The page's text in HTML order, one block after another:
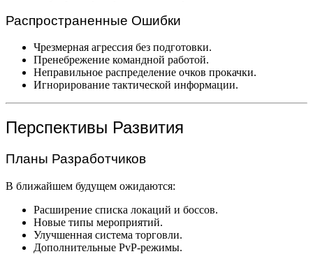
Распространенные Ошибки
Чрезмерная агрессия без подготовки.
Пренебрежение командной работой.
Неправильное распределение очков прокачки.
Игнорирование тактической информации.
Перспективы Развития
Планы Разработчиков
В ближайшем будущем ожидаются:
Расширение списка локаций и боссов.
Новые типы мероприятий.
Улучшенная система торговли.
Дополнительные PvP-режимы.